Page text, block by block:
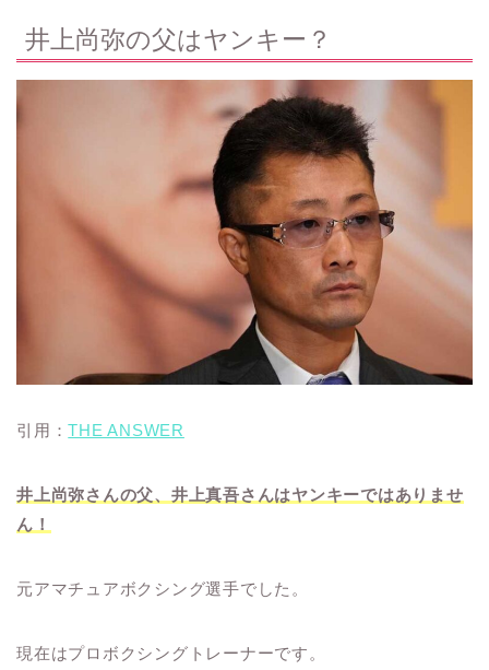
井上尚弥の父はヤンキー？
引用：THE ANSWER
井上尚弥さんの父、井上真吾さんはヤンキーではありませ
ん！
元アマチュアボクシング選手でした。
現在はプロボクシングトレーナーです。